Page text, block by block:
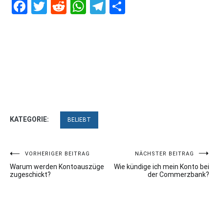
Facebook
Twitter
RedditWhatsApp
Telegram
KATEGORIE: BELIEBT
Beitragsnavigation
VORHERIGER BEITRAG
Warum werden Kontoauszüge
zugeschickt?
NÄCHSTER BEITRAG
Wie kündige ich mein Konto bei
der Commerzbank?